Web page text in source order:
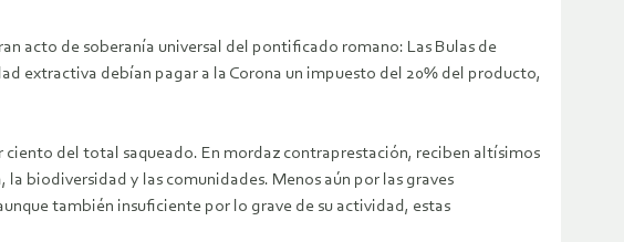
acto de soberanía universal del pontificado romano: Las Bulas de
extractiva debían pagar a la Corona un impuesto del 20% del producto,
ciento del total saqueado. En mordaz contraprestación, reciben altísimos
biodiversidad y las comunidades. Menos aún por las graves
también insuficiente por lo grave de su actividad, estas